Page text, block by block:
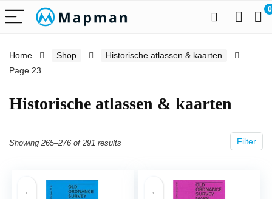
0
Home Shop
Historische atlassen & kaarten
Page 23
Historische atlassen & kaarten
Filter
Showing 265–276 of 291 results